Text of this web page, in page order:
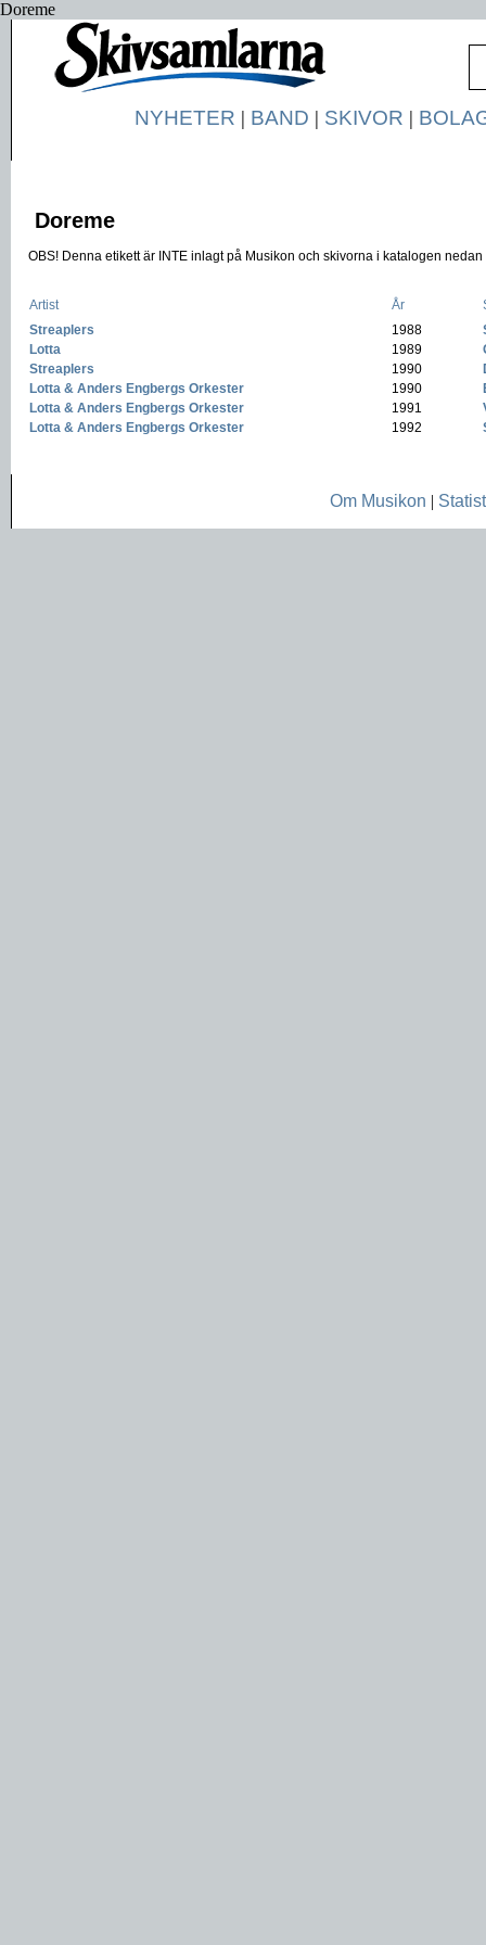
Doreme
NYHETER | BAND | SKIVOR |
Doreme
OBS! Denna etikett är INTE inlagt på Musikon och skivorna i katalogen
Artist År
Streaplers
1988
Lotta
1989
Streaplers
1990
Lotta & Anders Engbergs Orkester
1990
Lotta & Anders Engbergs Orkester
1991
Lotta & Anders Engbergs Orkester
1992
Om Musikon |